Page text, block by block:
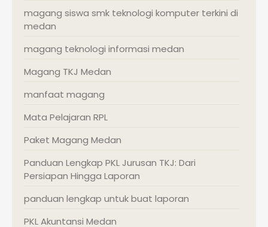
magang siswa smk teknologi komputer terkini di
medan
magang teknologi informasi medan
Magang TKJ Medan
manfaat magang
Mata Pelajaran RPL
Paket Magang Medan
Panduan Lengkap PKL Jurusan TKJ: Dari
Persiapan Hingga Laporan
panduan lengkap untuk buat laporan
PKL Akuntansi Medan